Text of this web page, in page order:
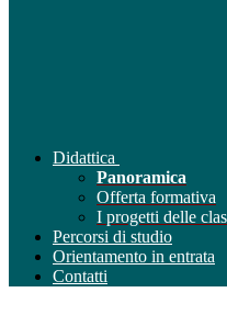
Didattica
Panoramica
Offerta formativa
I progetti delle
Percorsi di studio
Orientamento in entrata
Contatti